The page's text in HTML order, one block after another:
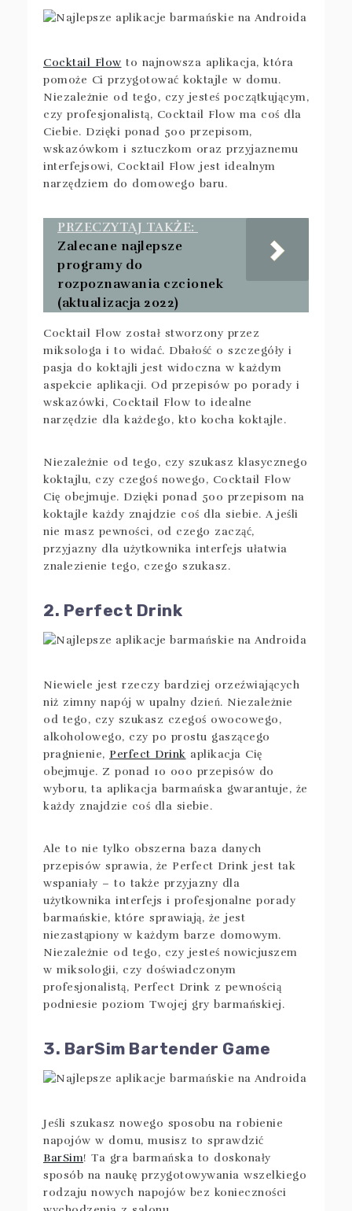
Cocktail Flow to najnowsza aplikacja, która
pomoże Ci przygotować koktajle w domu.
Niezależnie od tego, czy jesteś początkującym,
czy profesjonalistą, Cocktail Flow ma coś dla
Ciebie. Dzięki ponad 500 przepisom,
wskazówkom i sztuczkom oraz przyjaznemu
interfejsowi, Cocktail Flow jest idealnym
narzędziem do domowego baru.
PRZECZYTAJ TAKŻE:
Zalecane najlepsze
programy do
rozpoznawania czcionek
(aktualizacja 2022)
Cocktail Flow został stworzony przez
miksologa i to widać. Dbałość o szczegóły i
pasja do koktajli jest widoczna w każdym
aspekcie aplikacji. Od przepisów po porady i
wskazówki, Cocktail Flow to idealne
narzędzie dla każdego, kto kocha koktajle.
Niezależnie od tego, czy szukasz klasycznego
koktajlu, czy czegoś nowego, Cocktail Flow
Cię obejmuje. Dzięki ponad 500 przepisom na
koktajle każdy znajdzie coś dla siebie. A jeśli
nie masz pewności, od czego zacząć,
przyjazny dla użytkownika interfejs ułatwia
znalezienie tego, czego szukasz.
2. Perfect Drink
Niewiele jest rzeczy bardziej orzeźwiających
niż zimny napój w upalny dzień. Niezależnie
od tego, czy szukasz czegoś owocowego,
alkoholowego, czy po prostu gaszącego
pragnienie, Perfect Drink aplikacja Cię
obejmuje. Z ponad 10 000 przepisów do
wyboru, ta aplikacja barmańska gwarantuje, że
każdy znajdzie coś dla siebie.
Ale to nie tylko obszerna baza danych
przepisów sprawia, że Perfect Drink jest tak
wspaniały – to także przyjazny dla
użytkownika interfejs i profesjonalne porady
barmańskie, które sprawiają, że jest
niezastąpiony w każdym barze domowym.
Niezależnie od tego, czy jesteś nowicjuszem
w miksologii, czy doświadczonym
profesjonalistą, Perfect Drink z pewnością
podniesie poziom Twojej gry barmańskiej.
3. BarSim Bartender Game
Jeśli szukasz nowego sposobu na robienie
napojów w domu, musisz to sprawdzić
BarSim! Ta gra barmańska to doskonały
sposób na naukę przygotowywania wszelkiego
rodzaju nowych napojów bez konieczności